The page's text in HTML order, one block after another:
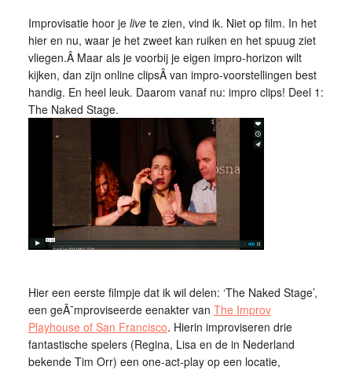
Improvisatie hoor je livete zien, vind ik. Niet op film. In het
hier en nu, waar je het zweet kan ruiken en het spuug ziet
vliegen.Â Maar als je voorbij je eigen impro-horizon wilt
kijken, dan zijn online clipsÂ van impro-voorstellingen best
handig. En heel leuk. Daarom vanaf nu: impro clips! Deel 1:
The Naked Stage.
Hier een eerste filmpje dat ik wil delen: ‘The Naked Stage’,
een geÃ¯mproviseerde eenakter van The Improv
Playhouse of San Francisco. Hierin improviseren drie
fantastische spelers (Regina, Lisa en de in Nederland
bekende Tim Orr) een one-act-play op een locatie,